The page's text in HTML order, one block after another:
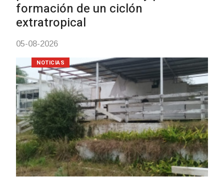
03-08-2026
Turismo accesible para personas